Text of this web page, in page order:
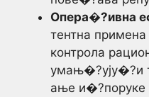
Опера�?ивна
тентна
контрола
умањ�?ују�?и
ање и�?поруке